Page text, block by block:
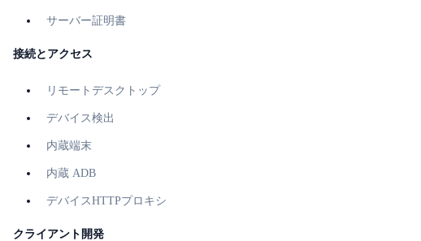
サーバー証明書
接続とアクセス
リモートデスクトップ
デバイス検出
内蔵端末
内蔵 ADB
デバイスHTTPプロキシ
クライアント開発